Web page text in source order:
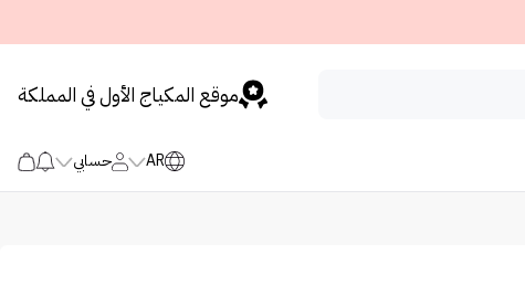
موقع المكياج الأول في المملكة
AR حسابي